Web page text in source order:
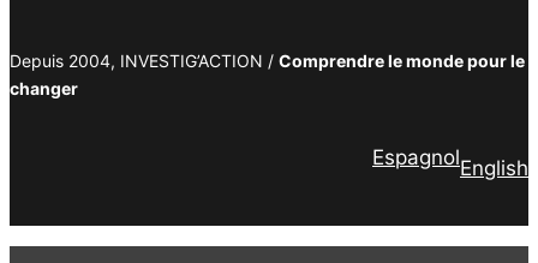
Depuis 2004, INVESTIG’ACTION / Comprendre le monde pour le
changer
EspagnolEnglish